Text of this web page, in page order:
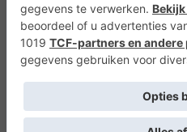
Agenda
Privacyverklaring